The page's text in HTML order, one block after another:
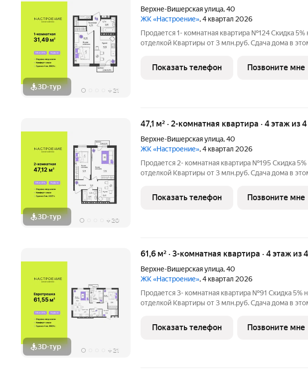
3D-тур + 21
Верхне-Вишерская улица,40
ЖК «Настроение», 4 квартал 2026
Продается 1- комнатная квартира №124 Скидка 5%
отделкой Квартиры от 3 млн.руб. Сдача дома в этом году! Нет
Настроение расположен в Орджоникидзевском
Показать телефон Позвоните мне
3D-тур + 20
47,1 м² · 2-комнатная квартира · 4 этаж из 4
Верхне-Вишерская улица,40
ЖК «Настроение», 4 квартал 2026
Продается 2- комнатная квартира №195 Скидка 5%
отделкой Квартиры от 3 млн.руб. Сдача дома в этом году! Нет
Настроение расположен в Орджоникидзевском
Показать телефон Позвоните мне
3D-тур + 21
61,6 м² · 3-комнатная квартира · 4 этаж из 4
Верхне-Вишерская улица,40
ЖК «Настроение», 4 квартал 2026
Продается 3- комнатная квартира №91 Скидка 5%
отделкой Квартиры от 3 млн.руб. Сдача дома в этом году! Нет
Настроение расположен в Орджоникидзевском
ул. Верхне-Вишерская,
Показать телефон Позвоните мне